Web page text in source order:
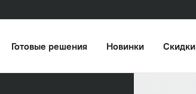
Готовые решения Новинки Скидки